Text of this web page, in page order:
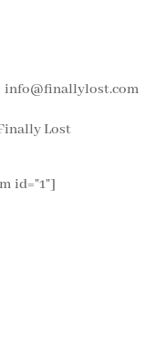
info@finallylost.com
id="1"]